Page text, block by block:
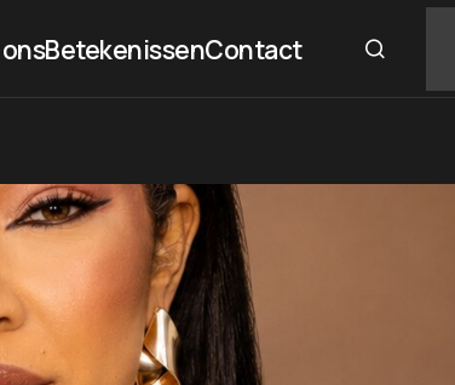
BetekenissenContact